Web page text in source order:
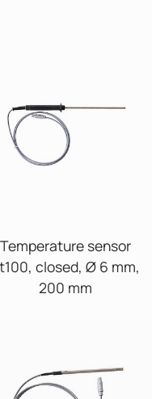
Temperature sensor
closed, Ø 6 mm,
200 mm